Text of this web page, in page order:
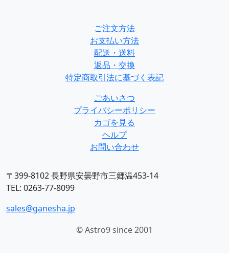
ご注文方法
お支払い方法
配送・送料
返品・交換
特定商取引法に基づく表記
ごあいさつ
プライバシーポリシー
カゴを見る
ヘルプ
お問い合わせ
〒399-8102 長野県安曇野市三郷温453-14
TEL: 0263-77-8099
sales@ganesha.jp
© Astro9 since 2001